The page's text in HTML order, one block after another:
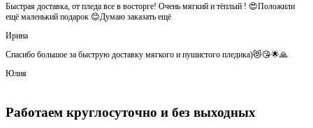
Быстрая доставка, от пледа все в восторге! Очень мягкий и тёплый ! 😍Положили
ещё маленький подарок 😊Думаю заказать ещё
Ирина
Спасибо большое за быструю доставку мягкого и пушистого пледика)😻😘🌟🙏
Юлия
Работаем круглосуточно и без выходных